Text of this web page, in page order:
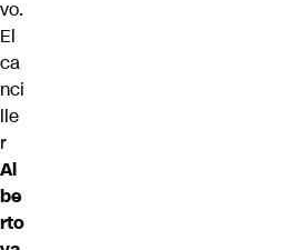
vo.
El
ca
nci
lle
r
Al
be
rto